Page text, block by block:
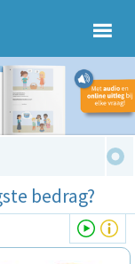
bedrag?